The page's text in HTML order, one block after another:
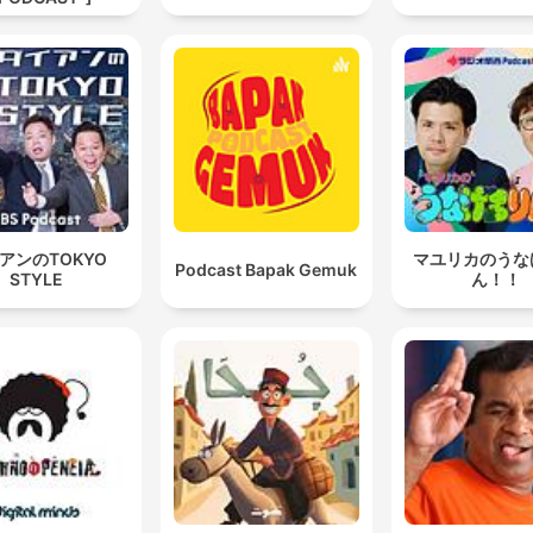
ンのTOKYO
STYLE
Podcast Bapak Gemuk
マユリカのう
ん！！